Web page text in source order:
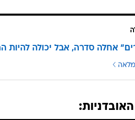
אחלה סדרה, אבל יכולה להיות